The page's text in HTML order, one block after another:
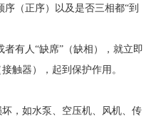
序（正序）以及是否三相都“到
者有人“缺席”（缺相），就立即
触器），起到保护作用。
，如水泵、空压机、风机、传